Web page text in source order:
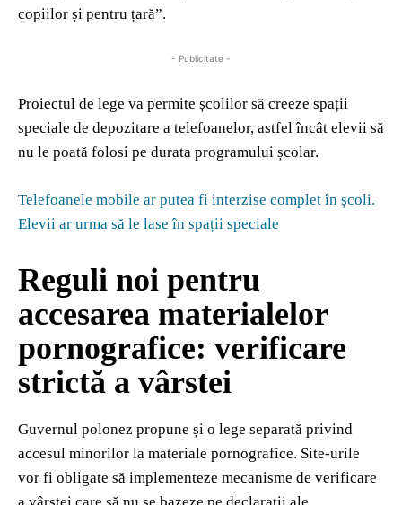
copiilor și pentru țară”.
- Publicitate -
Proiectul de lege va permite școlilor să creeze spații
speciale de depozitare a telefoanelor, astfel încât elevii să
nu le poată folosi pe durata programului școlar.
Telefoanele mobile ar putea fi interzise complet în școli.
Elevii ar urma să le lase în spații speciale
Reguli noi pentru
accesarea materialelor
pornografice: verificare
strictă a vârstei
Guvernul polonez propune și o lege separată privind
accesul minorilor la materiale pornografice. Site-urile
vor fi obligate să implementeze mecanisme de verificare